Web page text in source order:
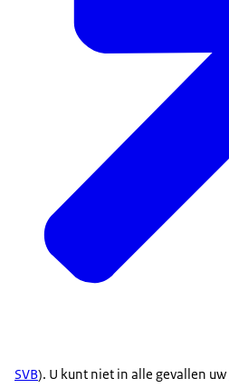
SVB). U kunt niet in alle gevallen uw